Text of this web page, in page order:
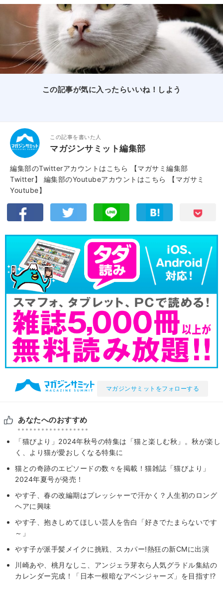
この記事が気に入ったらいいね！しよう
この記事を書いた人
マガジンサミット編集部
編集部のTwitterアカウントはこちら
【マガサミ編集部
Twitter】
編集部のYoutubeアカウントはこちら
【マガサミ
Youtube】
マガジンサミットをフォローする
あなたへのおすすめ
「猫びより」2024年秋号の特集は「猫と楽しむ秋」。秋が楽し
く、より猫が愛おしくなる特集に
猫との奇跡のエピソードの数々を掲載！猫雑誌「猫びより」
2024年夏号が発売！
やす子、春の改編期はプレッシャーで汗かく？人生初のロング
ヘアに興味
やす子、抱きしめてほしい芸人を告白「好きでたまらないです
～」
やす子が派手髪メイクに挑戦、スカパー!熱狂の新CMに出演
川崎あや、桃月なしこ、アンジェラ芽衣ら人気グラドル集結の
カレンダー完成！「日本一根暗なアベンジャーズ」を目指す!?